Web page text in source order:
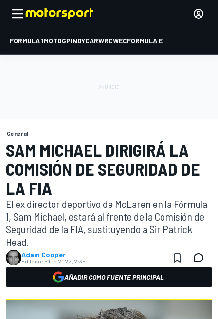
FÓRMULA 1MOTOGPINDYCARWRCWECFÓRMULA E
General
SAM MICHAEL DIRIGIRÁ LA
COMISIÓN DE SEGURIDAD DE
LA FIA
El ex director deportivo de McLaren en la Fórmula
1, Sam Michael, estará al frente de la Comisión de
Seguridad de la FIA, sustituyendo a Sir Patrick
Head.
Adam Cooper
Editado: 5 feb 2022, 2:35
AÑADIR COMO FUENTE PRINCIPAL